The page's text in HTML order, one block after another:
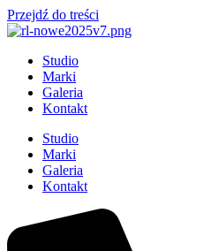
Przejdź do treści
Studio
Marki
Galeria
Kontakt
Studio
Marki
Galeria
Kontakt